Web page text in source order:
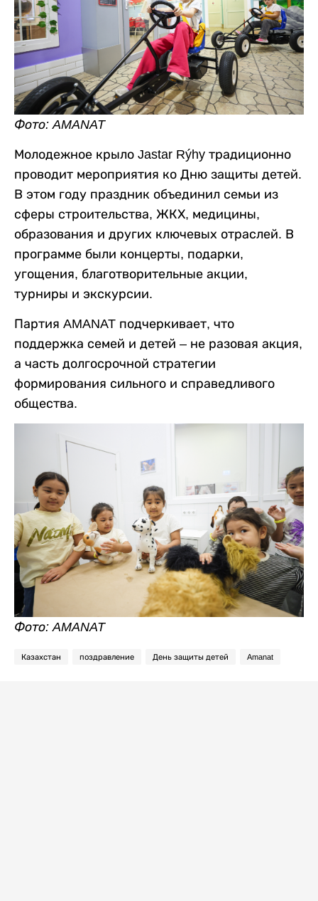
Фото: AMANAT
Молодежное крыло Jastar Rýhy традиционно
проводит мероприятия ко Дню защиты детей.
В этом году праздник объединил семьи из
сферы строительства, ЖКХ, медицины,
образования и других ключевых отраслей. В
программе были концерты, подарки,
угощения, благотворительные акции,
турниры и экскурсии.
Партия AMANAT подчеркивает, что
поддержка семей и детей – не разовая акция,
а часть долгосрочной стратегии
формирования сильного и справедливого
общества.
Фото: AMANAT
Казахстан поздравление День защиты детей Amanat